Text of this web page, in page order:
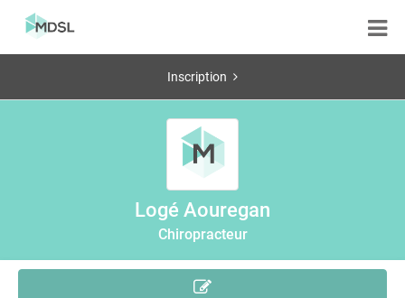
Inscription
Logé Aouregan
Chiropracteur